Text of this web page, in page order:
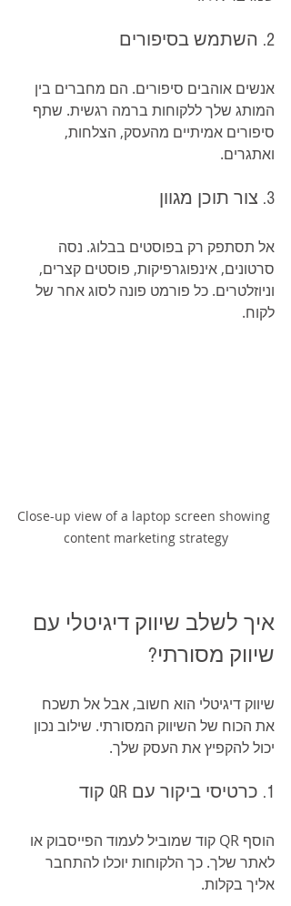
2. השתמש בסיפורים
אנשים אוהבים סיפורים. הם מחברים בין
המותג שלך ללקוחות ברמה רגשית. שתף
סיפורים אמיתיים מהעסק, הצלחות,
ואתגרים.
3. צור תוכן מגוון
אל תסתפק רק בפוסטים בבלוג. נסה
סרטונים, אינפוגרפיקות, פוסטים קצרים,
וניוזלטרים. כל פורמט פונה לסוג אחר של
לקוח.
Close-up view of a laptop screen showing
content marketing strategy
איך לשלב שיווק דיגיטלי עם
שיווק מסורתי?
שיווק דיגיטלי הוא חשוב, אבל אל תשכח
את הכוח של השיווק המסורתי. שילוב נכון
יכול להקפיץ את העסק שלך.
1. כרטיסי ביקור עם QR קוד
הוסף QR קוד שמוביל לעמוד הפייסבוק או
לאתר שלך. כך הלקוחות יוכלו להתחבר
אליך בקלות.